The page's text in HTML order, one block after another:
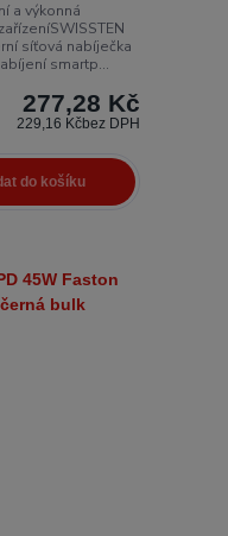
a výkonná
síťová nabíječka
smartp...
277,28 Kč
229,16 Kčbez DPH
do košíku